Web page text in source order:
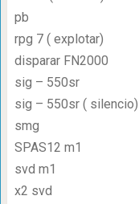
pb
rpg 7 ( explotar)
disparar FN2000
sig – 550sr
sig – 550sr ( silencio)
smg
SPAS12 m1
svd m1
x2 svd